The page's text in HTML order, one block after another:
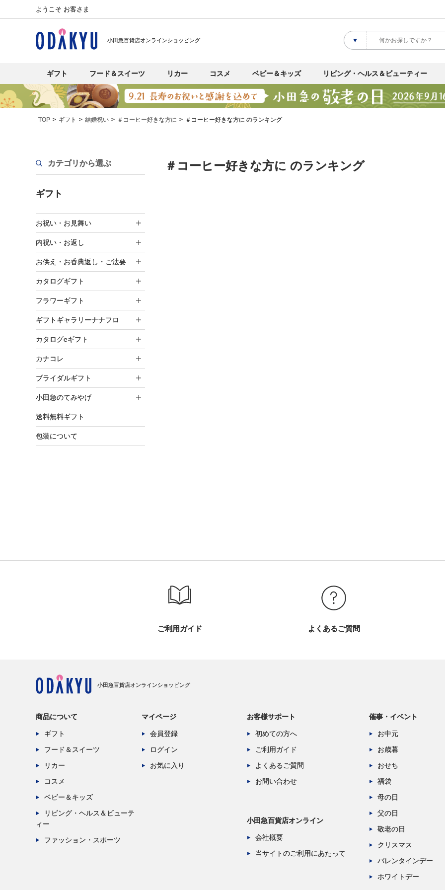
ようこそ お客さま
小田急百貨店オンラインショッピング
ギフト フード＆スイーツ リカー コスメ ベビー＆キッズ リビング・ヘルス＆ビューティー
TOP ギフト 結婚祝い ＃コーヒー好きな方に ＃コーヒー好きな方に のランキング
カテゴリから選ぶ
ギフト
お祝い・お見舞い
内祝い・お返し
お供え・お香典返し・ご法要
カタログギフト
フラワーギフト
ギフトギャラリーナナフロ
カタログeギフト
カナコレ
ブライダルギフト
小田急のてみやげ
送料無料ギフト
包装について
＃コーヒー好きな方に のランキング
ご利用ガイド よくあるご質問
小田急百貨店オンラインショッピング
商品について
ギフト
フード＆スイーツ
リカー
コスメ
ベビー＆キッズ
リビング・ヘルス＆ビューテ
ィー
ファッション・スポーツ
マイページ
会員登録
ログイン
お気に入り
お客様サポート
初めての方へ
ご利用ガイド
よくあるご質問
お問い合わせ
小田急百貨店オンライン
会社概要
当サイトのご利用にあたって
催事・イベント
お中元
お歳暮
おせち
福袋
母の日
父の日
敬老の日
クリスマス
バレンタインデー
ホワイトデー